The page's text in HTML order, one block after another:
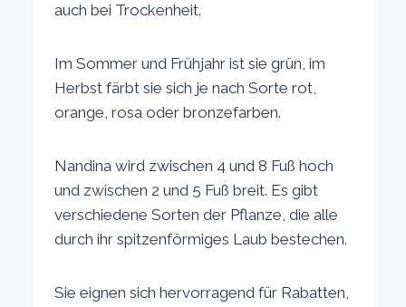
auch bei Trockenheit.
Im Sommer und Frühjahr ist sie grün, im
Herbst färbt sie sich je nach Sorte rot,
orange, rosa oder bronzefarben.
Nandina wird zwischen 4 und 8 Fuß hoch
und zwischen 2 und 5 Fuß breit. Es gibt
verschiedene Sorten der Pflanze, die alle
durch ihr spitzenförmiges Laub bestechen.
Sie eignen sich hervorragend für Rabatten,